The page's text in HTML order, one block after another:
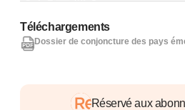
Réservé aux
Téléchargements
Dossier de conjoncture des pays